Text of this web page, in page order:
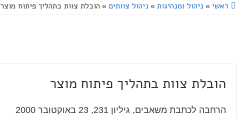
ראשי » ניהול ומנהיגות » ניהול צוותים » הובלת צוות בתהליך פיתוח מוצר
הובלת צוות בתהליך פיתוח מוצר
הרחבה לכתבת משאבים, גיליון 231, 23 באוקטובר 2000